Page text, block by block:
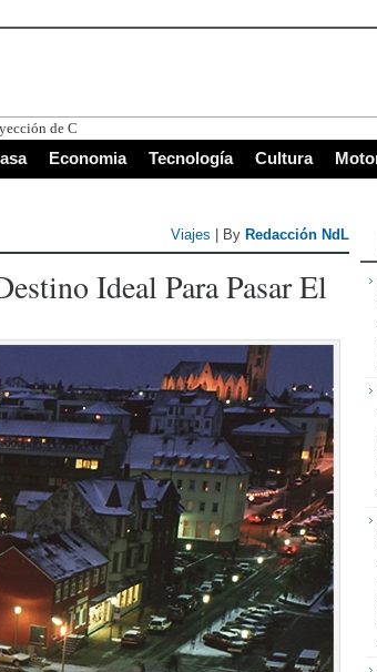
de Centroamérica
Economia Tecnología Cultura
Viajes | By Redacción NdL
Ideal Para Pasar El